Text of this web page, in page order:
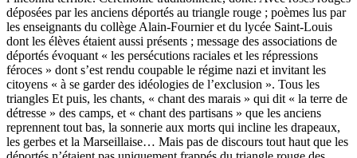
déposées par les anciens déportés au triangle rouge ; poèmes lus par
les enseignants du collège Alain-Fournier et du lycée Saint-Louis
dont les élèves étaient aussi présents ; message des associations de
déportés évoquant « les persécutions raciales et les répressions
féroces » dont s’est rendu coupable le régime nazi et invitant les
citoyens « à se garder des idéologies de l’exclusion ». Tous les
triangles Et puis, les chants, « chant des marais » qui dit « la terre de
détresse » des camps, et « chant des partisans » que les anciens
reprennent tout bas, la sonnerie aux morts qui incline les drapeaux,
les gerbes et la Marseillaise… Mais pas de discours tout haut que les